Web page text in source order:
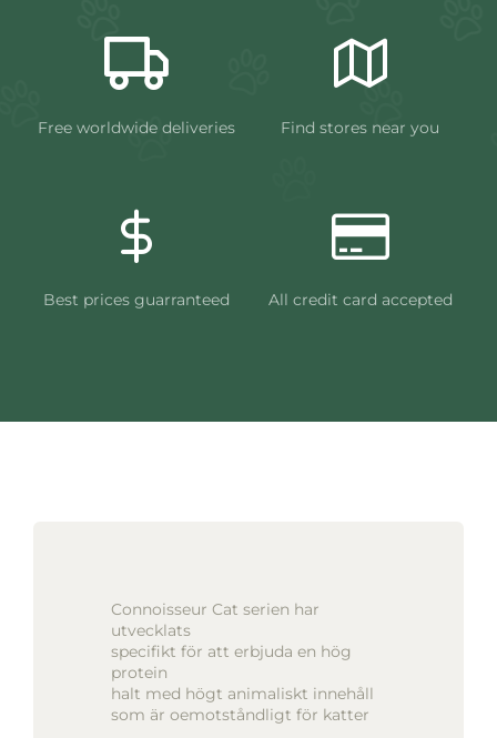
Free worldwide deliveries Find stores near you
Best prices guarranteed All credit card accepted
Connoisseur Cat serien har
utvecklats
specifikt för att erbjuda en hög
protein
halt med högt animaliskt innehåll
som är oemotståndligt för katter